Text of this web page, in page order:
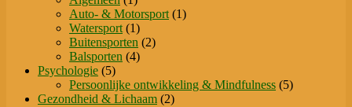
product
Auto- & Motorsport 11
Watersport 11
product
Buitensporten 22
Balsporten 44
Psychologie 55
producten
Persoonlijke ontwikkeling & Mindfulness 55
Gezondheid & Lichaam 22